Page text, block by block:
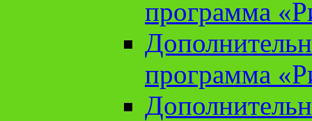
программа
программа